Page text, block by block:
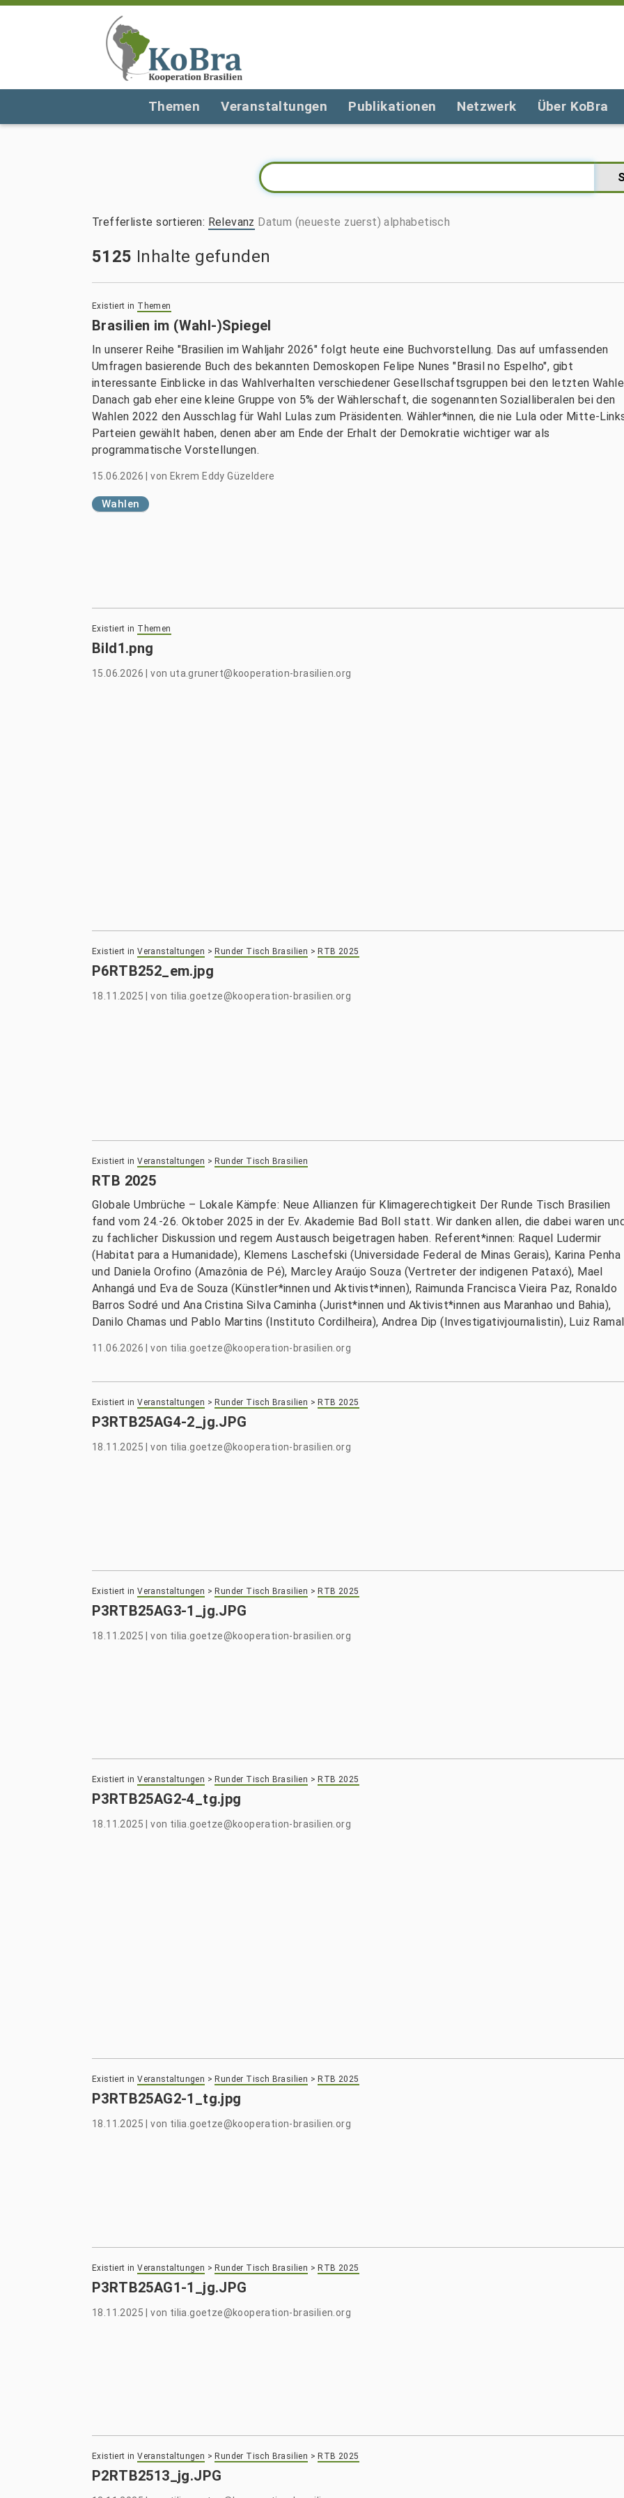
Themen Veranstaltungen Publikationen Netzwerk Über KoBra
Trefferliste sortieren: Relevanz Datum (neueste zuerst) alphabetisch
5125 Inhalte gefunden
Existiert in Themen
Brasilien im (Wahl-)Spiegel
In unserer Reihe "Brasilien im Wahljahr 2026" folgt heute eine Buchvorstellung. Das auf umfassenden
Umfragen basierende Buch des bekannten Demoskopen Felipe Nunes "Brasil no Espelho", gibt
interessante Einblicke in das Wahlverhalten verschiedener Gesellschaftsgruppen bei den letzten
Danach gab eher eine kleine Gruppe von 5% der Wählerschaft, die sogenannten Sozialliberalen bei den
Wahlen 2022 den Ausschlag für Wahl Lulas zum Präsidenten. Wähler*innen, die nie Lula oder Mitte-
Parteien gewählt haben, denen aber am Ende der Erhalt der Demokratie wichtiger war als
programmatische Vorstellungen.
15.06.2026 |von Ekrem Eddy Güzeldere
Wahlen
Existiert in Themen
Bild1.png
15.06.2026 |von uta.grunert@kooperation-brasilien.org
Existiert in Veranstaltungen >Runder Tisch Brasilien >RTB 2025
P6RTB252_em.jpg
18.11.2025|von tilia.goetze@kooperation-brasilien.org
Existiert in Veranstaltungen > Runder Tisch Brasilien
RTB 2025
Globale Umbrüche – Lokale Kämpfe: Neue Allianzen für Klimagerechtigkeit Der Runde Tisch Brasilien
fand vom 24.-26. Oktober 2025 in der Ev. Akademie Bad Boll statt. Wir danken allen, die dabei waren
zu fachlicher Diskussion und regem Austausch beigetragen haben. Referent*innen: Raquel Ludermir
(Habitat para a Humanidade), Klemens Laschefski (Universidade Federal de Minas Gerais), Karina Penha
und Daniela Orofino (Amazônia de Pé), Marcley Araújo Souza (Vertreter der indigenen Pataxó), Mael
Anhangá und Eva de Souza (Künstler*innen und Aktivist*innen), Raimunda Francisca Vieira Paz, Ronaldo
Barros Sodré und Ana Cristina Silva Caminha (Jurist*innen und Aktivist*innen aus Maranhao und Bahia),
Danilo Chamas und Pablo Martins (Instituto Cordilheira), Andrea Dip (Investigativjournalistin), Luiz
11.06.2026 |von tilia.goetze@kooperation-brasilien.org
Existiert in Veranstaltungen > Runder Tisch Brasilien > RTB 2025
P3RTB25AG4-2_jg.JPG
18.11.2025 |von tilia.goetze@kooperation-brasilien.org
Existiert in Veranstaltungen >Runder Tisch Brasilien >RTB 2025
P3RTB25AG3-1_jg.JPG
18.11.2025 |von tilia.goetze@kooperation-brasilien.org
Existiert in Veranstaltungen >Runder Tisch Brasilien >RTB 2025
P3RTB25AG2-4_tg.jpg
18.11.2025 |von tilia.goetze@kooperation-brasilien.org
Existiert in Veranstaltungen > Runder Tisch Brasilien > RTB 2025
P3RTB25AG2-1_tg.jpg
18.11.2025 |von tilia.goetze@kooperation-brasilien.org
Existiert in Veranstaltungen >Runder Tisch Brasilien >RTB 2025
P3RTB25AG1-1_jg.JPG
18.11.2025|von tilia.goetze@kooperation-brasilien.org
Existiert in Veranstaltungen >Runder Tisch Brasilien >RTB 2025
P2RTB2513_jg.JPG